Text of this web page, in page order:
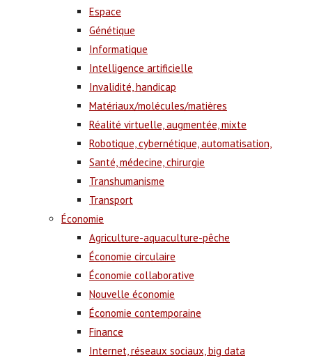
Espace
Génétique
Informatique
Intelligence artificielle
Invalidité, handicap
Matériaux/molécules/matières
Réalité virtuelle, augmentée, mixte
Robotique, cybernétique, automatisation,
Santé, médecine, chirurgie
Transhumanisme
Transport
Économie
Agriculture-aquaculture-pêche
Économie circulaire
Économie collaborative
Nouvelle économie
Économie contemporaine
Finance
Internet, réseaux sociaux, big data